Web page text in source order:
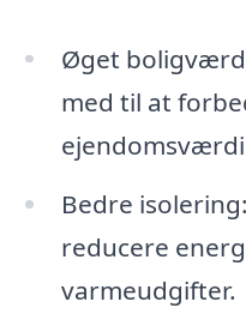
Øget
med til at
Bedre
reducere
varmeudgifter.